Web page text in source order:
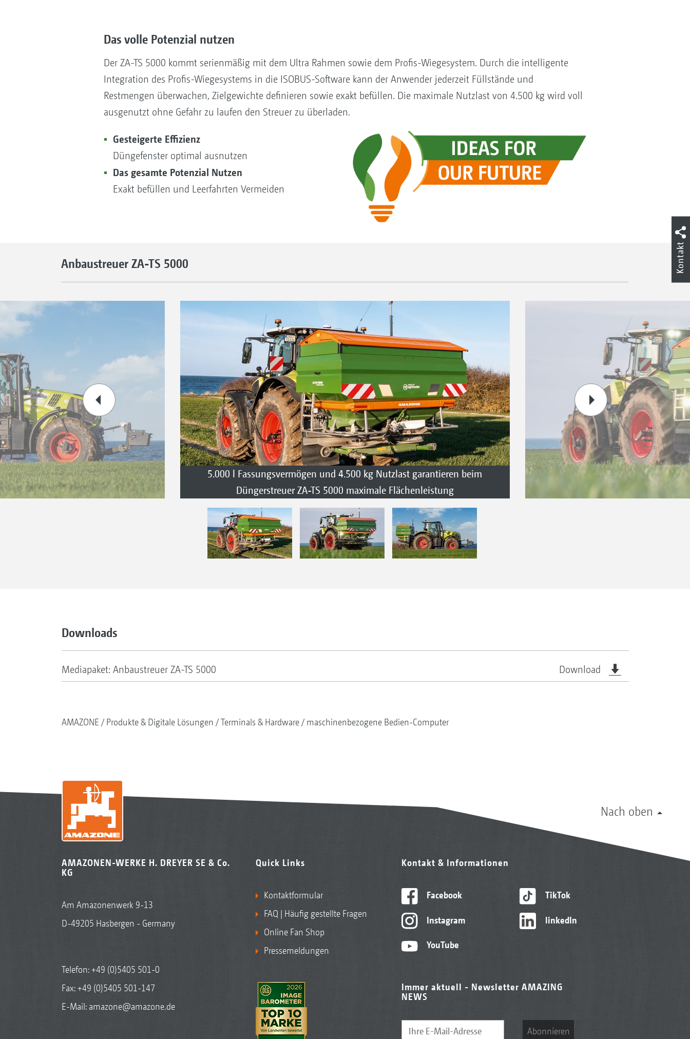
Das volle Potenzial nutzen
Der ZA-TS 5000 kommt serienmäßig mit dem Ultra Rahmen sowie dem Profis-Wiegesystem. Durch die intelligente
Integration des Profis-Wiegesystems in die ISOBUS-Software kann der Anwender jederzeit Füllstände und
Restmengen überwachen, Zielgewichte definieren sowie exakt befüllen. Die maximale Nutzlast von 4.500 kg wird voll
ausgenutzt ohne Gefahr zu laufen den Streuer zu überladen.
Gesteigerte Effizienz
Düngefenster optimal ausnutzen
Das gesamte Potenzial Nutzen
Exakt befüllen und Leerfahrten Vermeiden
Anbaustreuer ZA-TS 5000
5.000 l Fassungsvermögen und 4.500 kg Nutzlast garantieren beim
Düngerstreuer ZA-TS 5000 maximale Flächenleistung
Downloads
Mediapaket: Anbaustreuer ZA-TS 5000 Download
AMAZONE Produkte & Digitale Lösungen Terminals & Hardware maschinenbezogene Bedien-Computer
Nach oben
AMAZONEN-WERKE H. DREYER SE & Co.
KG
Am Amazonenwerk 9-13
D-49205 Hasbergen - Germany
Telefon:+49 (0)5405 501-0
Fax: +49 (0)5405 501-147
E-Mail: amazone@amazone.de
Quick Links
Kontaktformular
FAQ | Häufig gestellte Fragen
Online Fan Shop
Pressemeldungen
Kontakt & Informationen
Facebook
Instagram
YouTube
TikTok
linkedIn
Immer aktuell - Newsletter AMAZING
NEWS
Abonnieren
Kontakt